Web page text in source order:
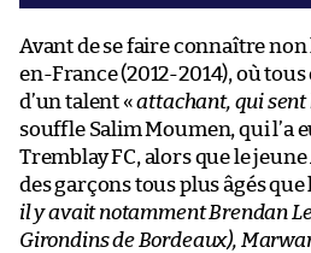
Avant de se faire connaître non
en-France (2012-2014), où
d’un talent «attachant, qui
souffle Salim Moumen, qui l’a
Tremblay FC, alors que le
des garçons tous plus âgés que
il y avait notamment Brendan
Girondins de Bordeaux),